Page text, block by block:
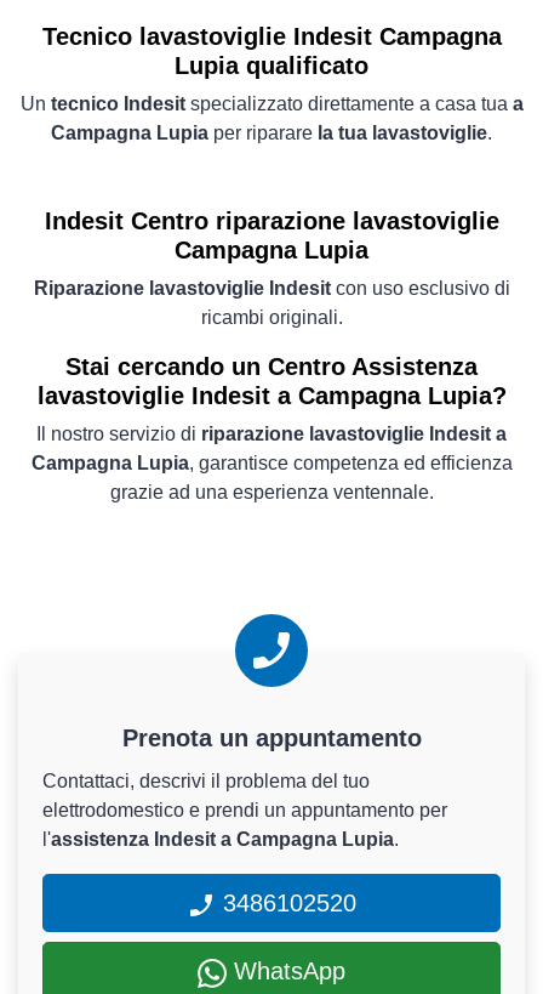
Tecnico lavastoviglie Indesit Campagna
Lupia qualificato
Un tecnico Indesitspecializzato direttamente a casa tua a
Campagna Lupia per riparare la tua lavastoviglie.
Indesit Centro riparazione lavastoviglie
Campagna Lupia
Riparazione lavastoviglie Indesitcon uso esclusivo di
ricambi originali.
Stai cercando un Centro Assistenza
lavastoviglie Indesit a Campagna Lupia?
Il nostro servizio di riparazione lavastoviglie Indesit a
Campagna Lupia, garantisce competenza ed efficienza
grazie ad una esperienza ventennale.
Prenota un appuntamento
Contattaci, descrivi il problema del tuo
elettrodomestico e prendi un appuntamento per
l'assistenza Indesit a Campagna Lupia.
3486102520
WhatsApp